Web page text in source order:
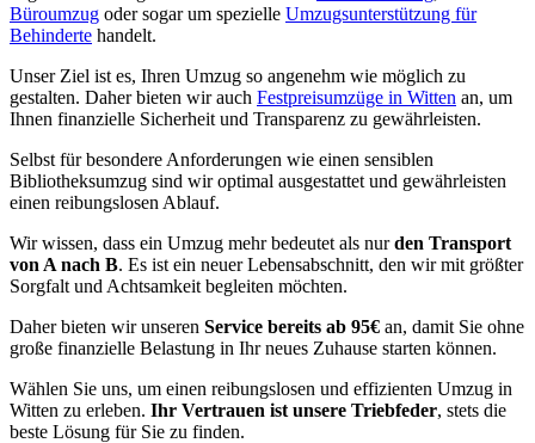
Büroumzug oder sogar um spezielle Umzugsunterstützung für
Behinderte handelt.
Unser Ziel ist es, Ihren Umzug so angenehm wie möglich zu
gestalten. Daher bieten wir auch Festpreisumzüge in Witten an, um
Ihnen finanzielle Sicherheit und Transparenz zu gewährleisten.
Selbst für besondere Anforderungen wie einen sensiblen
Bibliotheksumzug sind wir optimal ausgestattet und gewährleisten
einen reibungslosen Ablauf.
Wir wissen, dass ein Umzug mehr bedeutet als nurden Transport
von A nach B. Es ist ein neuer Lebensabschnitt, den wir mit größter
Sorgfalt und Achtsamkeit begleiten möchten.
Daher bieten wir unseren Service bereits ab 95€ an, damit Sie ohne
große finanzielle Belastung in Ihr neues Zuhause starten können.
Wählen Sie uns, um einen reibungslosen und effizienten Umzug in
Witten zu erleben. Ihr Vertrauen ist unsere Triebfeder, stets die
beste Lösung für Sie zu finden.